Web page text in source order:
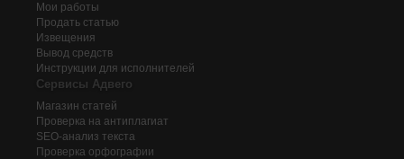
Мои работы
Продать статью
Извещения
Вывод средств
Инструкции для исполнителей
Сервисы Адвего
Магазин статей
Проверка на антиплагиат
SEO-анализ текста
Проверка орфографии